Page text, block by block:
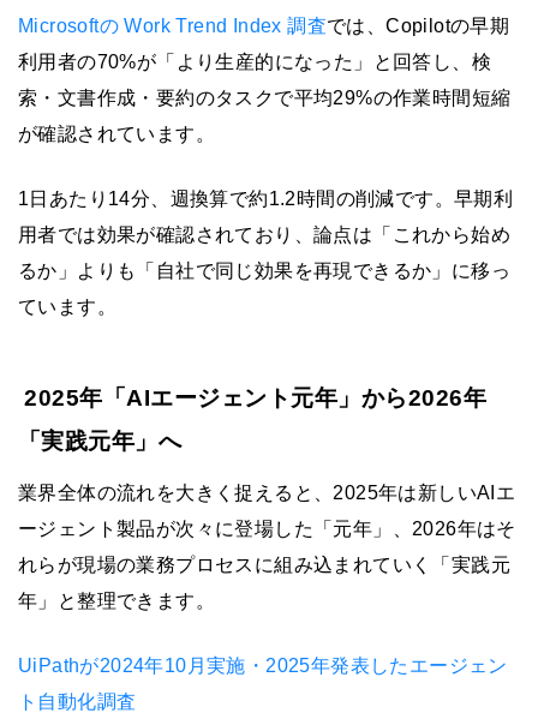
Microsoftの Work Trend Index 調査では、Copilotの早期
利用者の70%が「より生産的になった」と回答し、検
索・文書作成・要約のタスクで平均29%の作業時間短縮
が確認されています。
1日あたり14分、週換算で約1.2時間の削減です。早期利
用者では効果が確認されており、論点は「これから始め
るか」よりも「自社で同じ効果を再現できるか」に移っ
ています。
2025年「AIエージェント元年」から2026年
「実践元年」へ
業界全体の流れを大きく捉えると、2025年は新しいAIエ
ージェント製品が次々に登場した「元年」、2026年はそ
れらが現場の業務プロセスに組み込まれていく「実践元
年」と整理できます。
UiPathが2024年10月実施・2025年発表したエージェン
ト自動化調査